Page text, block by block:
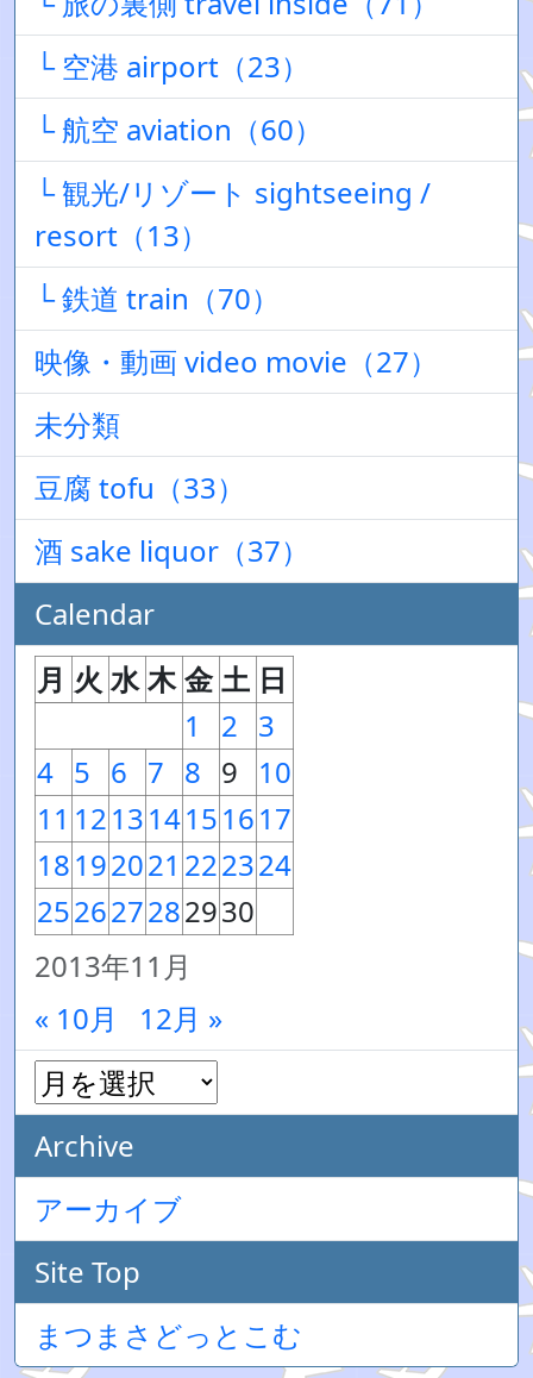
└ 空港 airport（23）
└ 航空 aviation（60）
└ 観光/リゾート sightseeing /
resort（13）
└ 鉄道 train（70）
映像・動画 video movie（27）
未分類
豆腐 tofu（33）
酒 sake liquor（37）
Calendar
2013年11月
月 火 水 木 金 土 日
1
2 3
4 5 6 7 8 9
10
11 121314151617
18192021 222324
252627282930
« 10月 12月 »
Archive
アーカイブ
Site Top
まつまさどっとこむ